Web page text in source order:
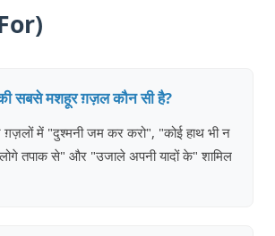
सबसे मशहूर ग़ज़ल कौन सी है?
में "दुश्मनी जम कर करो", "कोई हाथ भी न
तपाक से" और "उजाले अपनी यादों के" शामिल